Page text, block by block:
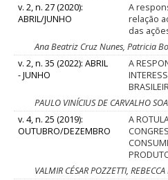
v. 2, n. 27 (2020):
ABRIL/JUNHO
A
relação
das
Ana Beatriz Cruz Nunes, Patricia
v. 2, n. 35 (2022): ABRIL
- JUNHO
A
PAULO VINÍCIUS DE CARVALHO
v. 4, n. 25 (2019):
OUTUBRO/DEZEMBRO
A
VALMIR CÉSAR POZZETTI,